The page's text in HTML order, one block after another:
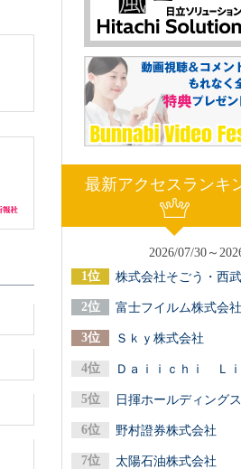
最新アクセスランキ
2026/07/30～
株式会社そごう・西武
富士フイルム株式会社
Ｓｋｙ株式会社
野村證券株式会社
太陽石油株式会社